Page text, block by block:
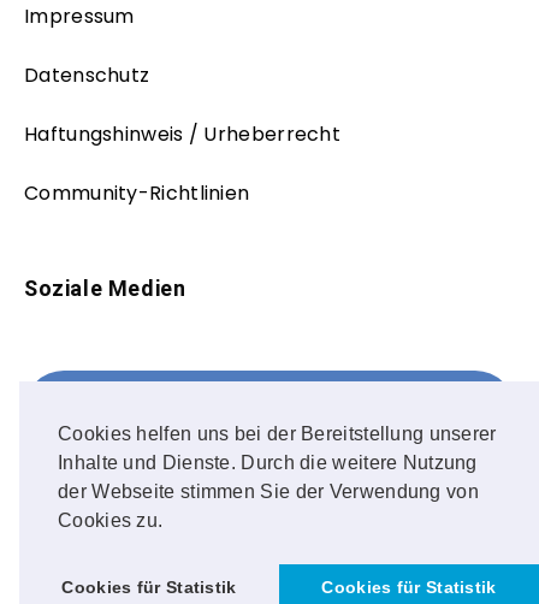
Cookies helfen uns bei der Bereitstellung unserer
Inhalte und Dienste. Durch die weitere Nutzung
der Webseite stimmen Sie der Verwendung von
Cookies zu.
Cookies für Statistik Cookies für Statistik
Impressum
Datenschutz
Haftungshinweis / Urheberrecht
Community-Richtlinien
Soziale Medien
FOLLOW ME!
Instagram
OUR PHOTOS!